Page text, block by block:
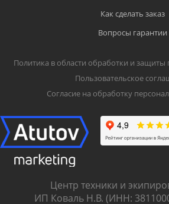
Как сделать заказ
Вопросы гарантии
Политика в области обработки и
Пользовательское
Согласие на обработку
Центр техники и
ИП Коваль Н.В. (ИНН: